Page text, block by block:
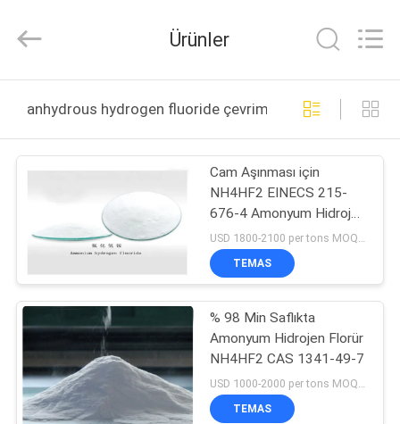
ÜRÜN
VIDEOLAR
HAKKIMIZDA
FABRIKA
TURU
Imp.&Exp.Co.,Ltd.
Ürünler
anhydrous hydrogen fluoride çevrimiçi üretim
Cam Aşınması için
NH4HF2 EINECS 215-
676-4 Amonyum Hidrojen
Florür
USD 1800-2100 per tons MOQ:1 ton/ton
TEMAS
% 98 Min Saflıkta
Amonyum Hidrojen Florür
NH4HF2 CAS 1341-49-7
TEMAS